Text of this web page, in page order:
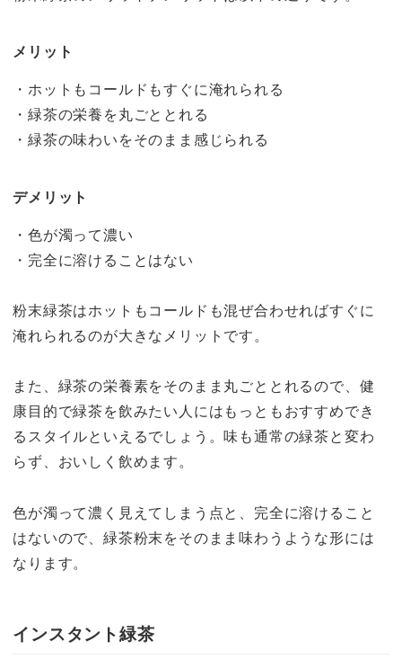
メリット
・ホットもコールドもすぐに淹れられる
・緑茶の栄養を丸ごととれる
・緑茶の味わいをそのまま感じられる
デメリット
・色が濁って濃い
・完全に溶けることはない
粉末緑茶はホットもコールドも混ぜ合わせればすぐに
淹れられるのが大きなメリットです。
また、緑茶の栄養素をそのまま丸ごととれるので、健
康目的で緑茶を飲みたい人にはもっともおすすめでき
るスタイルといえるでしょう。味も通常の緑茶と変わ
らず、おいしく飲めます。
色が濁って濃く見えてしまう点と、完全に溶けること
はないので、緑茶粉末をそのまま味わうような形には
なります。
インスタント緑茶